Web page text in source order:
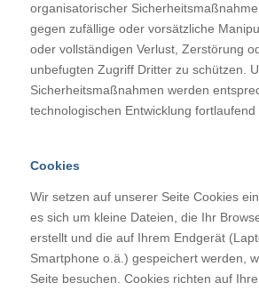
organisatorischer
gegen zufällige oder vorsätzliche
oder vollständigen Verlust, Zerstörung
unbefugten Zugriff Dritter zu schützen.
Sicherheitsmaßnahmen werden
technologischen Entwicklung fortlaufend
Cookies
Wir setzen auf unserer Seite Cookies
es sich um kleine Dateien, die Ihr
erstellt und die auf Ihrem Endgerät
Smartphone o.ä.) gespeichert werden,
Seite besuchen. Cookies richten auf